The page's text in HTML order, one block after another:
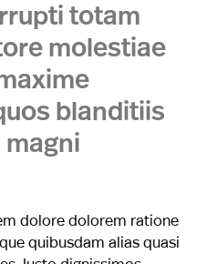
totam
molestiae
blanditiis
magni
dolore dolorem ratione
quibusdam alias quasi